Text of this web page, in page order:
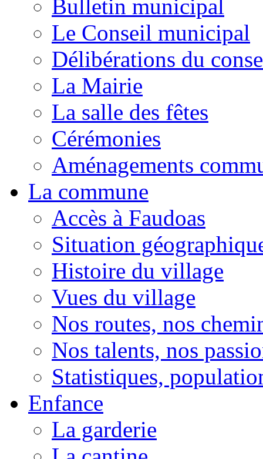
Bulletin municipal
Le Conseil municipal
Délibérations du
La Mairie
La salle des fêtes
Cérémonies
Aménagements
La commune
Accès à Faudoas
Situation
Histoire du village
Vues du village
Nos routes, nos
Nos talents, nos
Statistiques,
Enfance
La garderie